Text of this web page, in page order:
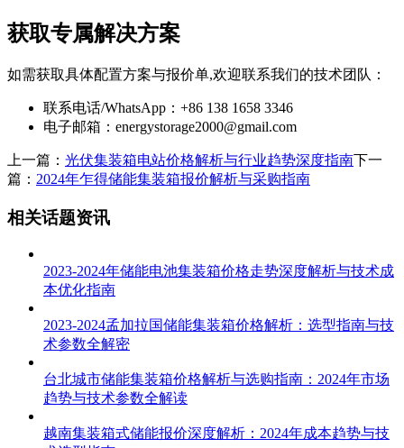
获取专属解决方案
如需获取具体配置方案与报价单,欢迎联系我们的技术团队：
联系电话/WhatsApp：+86 138 1658 3346
电子邮箱： energystorage2000@gmail.com
上一篇： 光伏集装箱电站价格解析与行业趋势深度指南下一
篇： 2024年乍得储能集装箱报价解析与采购指南
相关话题资讯
2023-2024年储能电池集装箱价格走势深度解析与技术成
本优化指南
2023-2024孟加拉国储能集装箱价格解析：选型指南与技
术参数全解密
台北城市储能集装箱价格解析与选购指南：2024年市场
趋势与技术参数全解读
越南集装箱式储能报价深度解析：2024年成本趋势与技